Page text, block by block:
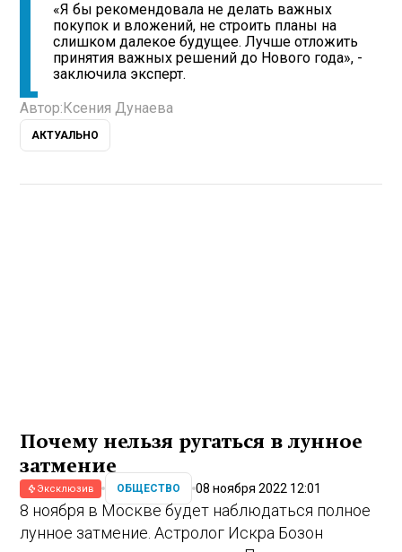
«Я бы рекомендовала не делать важных
покупок и вложений, не строить планы на
слишком далекое будущее. Лучше отложить
принятия важных решений до Нового года», -
заключила эксперт.
Автор: Ксения Дунаева
АКТУАЛЬНО
Почему нельзя ругаться в лунное
затмение
Эксклюзив ОБЩЕСТВО 08 ноября 2022 12:01
8 ноября в Москве будет наблюдаться полное
лунное затмение. Астролог Искра Бозон